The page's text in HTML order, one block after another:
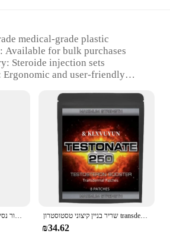
medical-grade plastic
Available for bulk purchases
Steroide injection sets
Ergonomic and user-friendly
Property: Durable and leak-proof
Includes multiple syringes
Injection Sets**
sets are designed to provide a
solution for medical
individuals who require repeated
Made from high-grade medical-
sets are durable and resistant to
long-lasting use. The
בושם מנפק משאבת בושם הזרקת פלסטיק מתאם מכונת מזרק עבור נסיעות רפרם בושם בקבוק תרסיס שריר בניין קיצוני טסטוסטרון transdermal טלאים סטרואידים המאיץ אנבוליים, עם ויטמין b6 טלאים, עשוי בארה "ב.
₪34.62